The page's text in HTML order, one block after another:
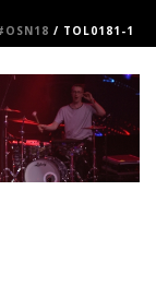
/ TOL0181-1